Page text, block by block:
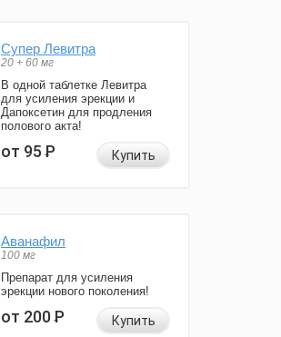
Супер Левитра
20 + 60 мг
В одной таблетке Левитра
для усиления эрекции и
Дапоксетин для продления
полового акта!
от 95Р Купить
Аванафил
100 мг
Препарат для усиления
эрекции нового поколения!
от 200Р Купить